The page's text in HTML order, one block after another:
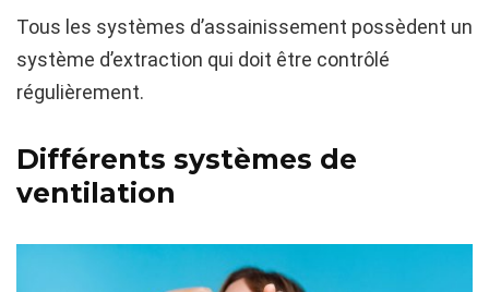
Tous les systèmes d’assainissement possèdent un
système d’extraction qui doit être contrôlé
régulièrement.
Différents systèmes de
ventilation